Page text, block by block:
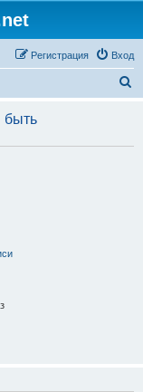
Вход
Регистрация
с
быть